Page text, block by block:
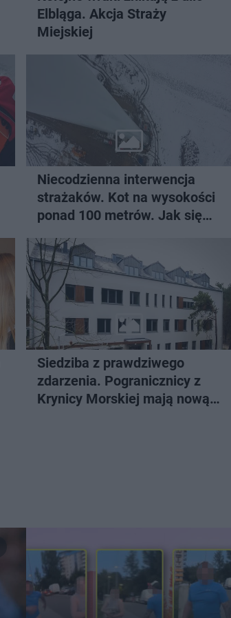
Elbląga. Akcja Straży
Miejskiej
Niecodzienna interwencja
strażaków. Kot na wysokości
ponad 100 metrów. Jak się
Siedziba z prawdziwego
zdarzenia. Pogranicznicy z
Krynicy Morskiej mają nową